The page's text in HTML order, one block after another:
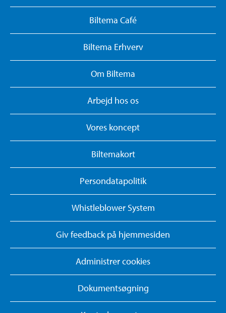
Biltema Café
Biltema Erhverv
Om Biltema
Arbejd hos os
Vores koncept
Biltemakort
Persondatapolitik
Whistleblower System
Giv feedback på hjemmesiden
Administrer cookies
Dokumentsøgning